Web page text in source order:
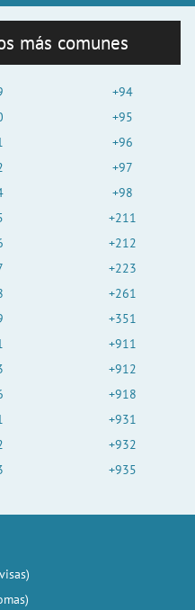
más comunes
+94
+95
+96
+97
+98
+211
+212
+223
+261
+351
+911
+912
+918
+931
+932
+935